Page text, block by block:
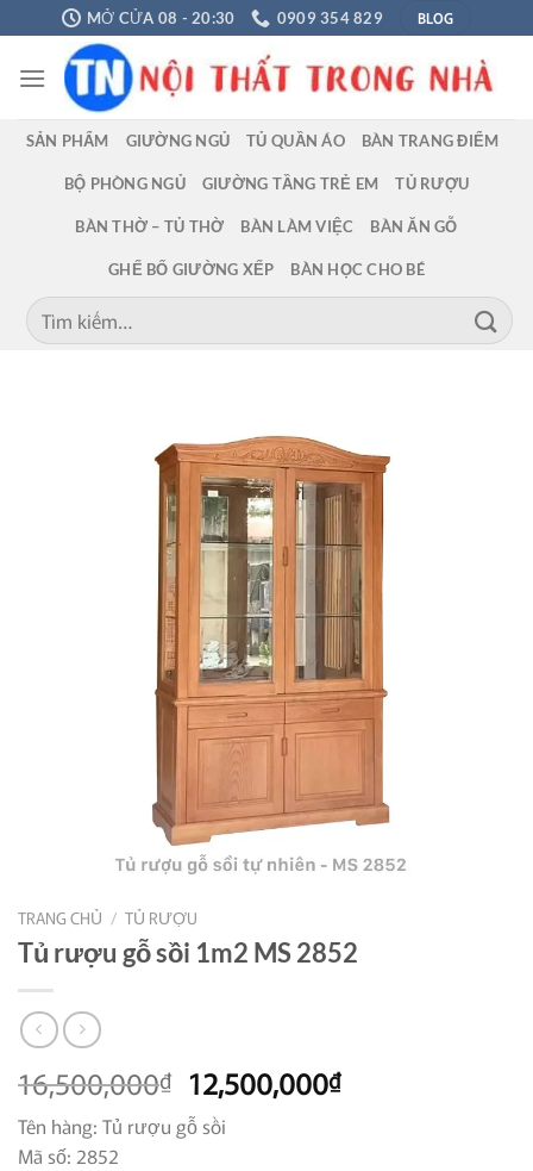
Chuyển
đến
nội
MỞ CỬA 08 - 20:30 0909 354 829 BLOG
SẢN PHẨM GIƯỜNG NGỦ TỦ QUẦN ÁO BÀN TRANG ĐIỂM
BỘ PHÒNG NGỦ GIƯỜNG TẦNG TRẺ EM TỦ RƯỢU
BÀN THỜ – TỦ THỜ BÀN LÀM VIỆC BÀN ĂN GỖ
GHẾ BỐ GIƯỜNG XẾP BÀN HỌC CHO BÉ
Tìm
kiếm:
TRANG CHỦ / TỦ RƯỢU
Tủ rượu gỗ sồi 1m2 MS 2852
16,500,000₫ Giá
gốc
là:
12,500,000₫Giá
Tên hàng: Tủ rượu gỗ sồi
Mã số: 2852